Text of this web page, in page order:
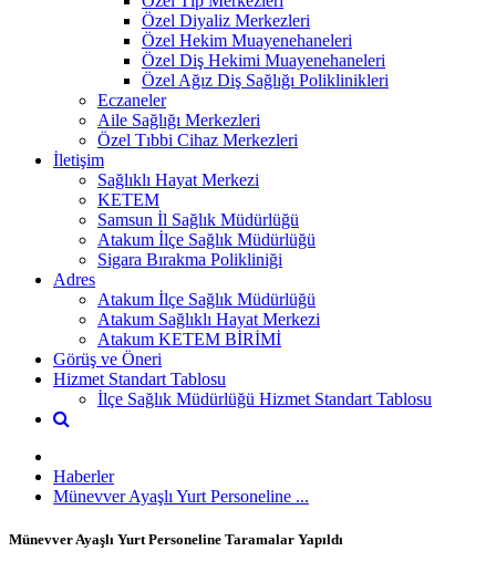
Özel Diyaliz Merkezleri
Özel Hekim Muayenehaneleri
Özel Diş Hekimi Muayenehaneleri
Özel Ağız Diş Sağlığı Poliklinikleri
Eczaneler
Aile Sağlığı Merkezleri
Özel Tıbbi Cihaz Merkezleri
İletişim
Sağlıklı Hayat Merkezi
KETEM
Samsun İl Sağlık Müdürlüğü
Atakum İlçe Sağlık Müdürlüğü
Sigara Bırakma Polikliniği
Adres
Atakum İlçe Sağlık Müdürlüğü
Atakum Sağlıklı Hayat Merkezi
Atakum KETEM BİRİMİ
Görüş ve Öneri
Hizmet Standart Tablosu
İlçe Sağlık Müdürlüğü Hizmet Standart Tablosu
Haberler
Münevver Ayaşlı Yurt Personeline ...
Münevver Ayaşlı Yurt Personeline Taramalar Yapıldı